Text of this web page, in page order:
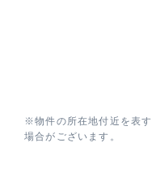
※物件の所在地付近を表
場合がございます。